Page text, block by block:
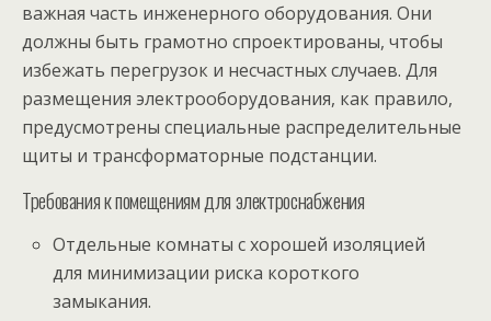
важная часть инженерного оборудования. Они
должны быть грамотно спроектированы, чтобы
избежать перегрузок и несчастных случаев. Для
размещения электрооборудования, как правило,
предусмотрены специальные распределительные
щиты и трансформаторные подстанции.
Требования к помещениям для электроснабжения
Отдельные комнаты с хорошей изоляцией
для минимизации риска короткого
замыкания.